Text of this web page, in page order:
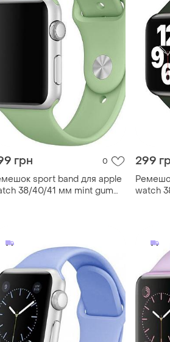
грн 0
sport band для apple
38/40/41 мм mint gum
299
watch